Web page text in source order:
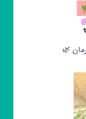
🌿